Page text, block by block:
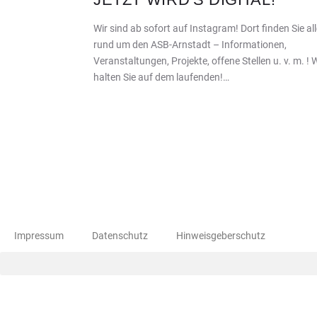
Wir sind ab sofort auf Instagram! Dort finden Sie
rund um den ASB-Arnstadt – Informationen,
Veranstaltungen, Projekte, offene Stellen u. v. m. !
halten Sie auf dem laufenden!…
Impressum Datenschutz Hinweisgeberschutz